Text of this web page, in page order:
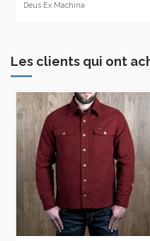
Deus Ex Machina
Les clients qui ont